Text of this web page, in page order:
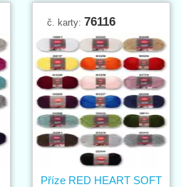
č. karty: 76116
Příze RED HEART SOFT